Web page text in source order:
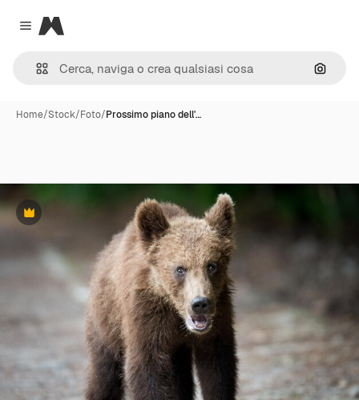
Close menu
Magnific
Cerca
Home/Stock/Foto/Prossimo piano dell'…
Premium